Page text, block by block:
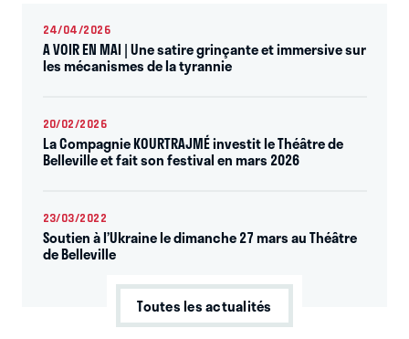
24/04/2026
A VOIR EN MAI | Une satire grinçante et immersive sur
les mécanismes de la tyrannie
20/02/2026
La Compagnie KOURTRAJMÉ investit le Théâtre de
Belleville et fait son festival en mars 2026
23/03/2022
Soutien à l’Ukraine le dimanche 27 mars au Théâtre
de Belleville
Toutes les actualités